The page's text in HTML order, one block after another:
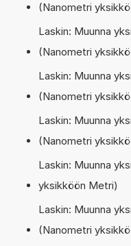
(Nanometri
Laskin: Muunna
(Nanometri
Laskin: Muunna
(Nanometri
Laskin: Muunna
(Nanometri
Laskin: Muunna
yksikköön Metri)
Laskin: Muunna
(Nanometri